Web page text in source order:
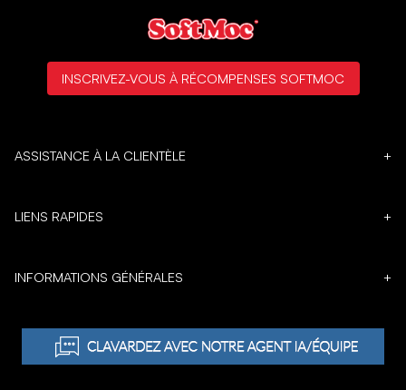
ASSISTANCE À LA CLIENTÈLE +
LIENS RAPIDES +
INFORMATIONS GÉNÉRALES +
INSCRIVEZ-VOUS À RÉCOMPENSES SOFTMOC